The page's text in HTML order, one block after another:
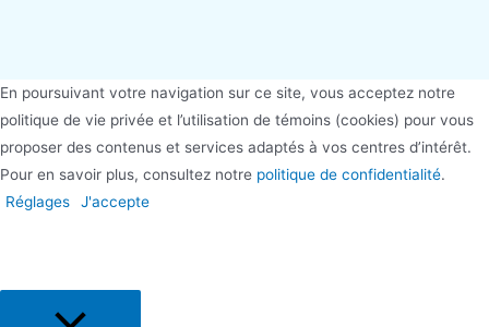
En poursuivant votre navigation sur ce site, vous acceptez notre
politique de vie privée et l’utilisation de témoins (cookies) pour vous
proposer des contenus et services adaptés à vos centres d’intérêt.
Pour en savoir plus, consultez notre politique de confidentialité.
Réglages
J'accepte